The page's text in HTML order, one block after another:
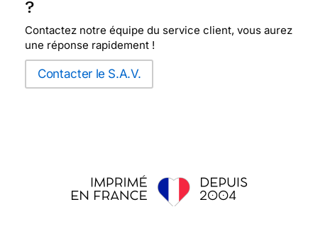
?
Contactez notre équipe du service client, vous aurez
une réponse rapidement !
Contacter le S.A.V.